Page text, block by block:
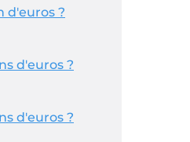
d'euros ?
d'euros ?
d'euros ?